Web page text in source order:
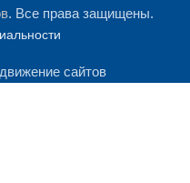
. Все права защищены.
сайтов